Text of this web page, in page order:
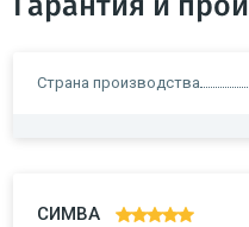
Гарантия и
Страна производства
СИМВА